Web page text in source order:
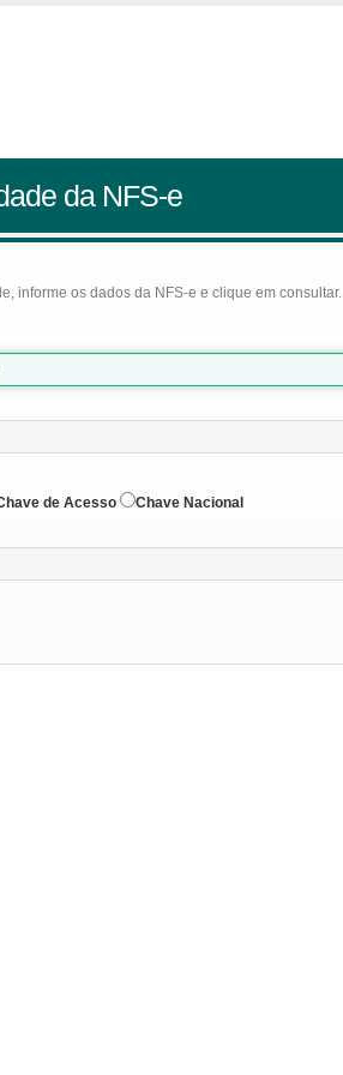
da NFS-e
informe os dados da NFS-e e clique em consultar.
de Acesso
Chave Nacional